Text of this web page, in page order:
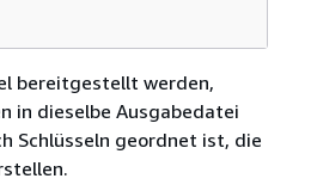
bereitgestellt werden,
in dieselbe Ausgabedatei
Schlüsseln geordnet ist, die